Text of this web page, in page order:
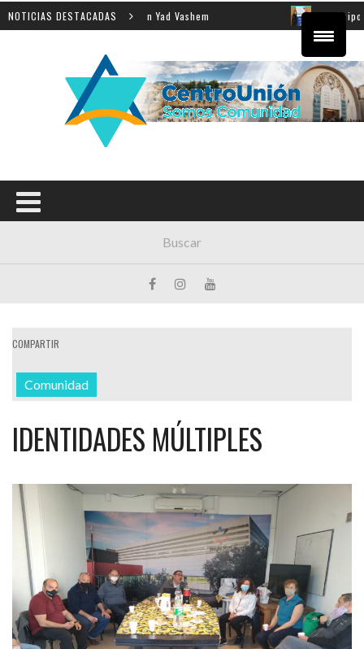
NOTICIAS DESTACADAS
de la Shoá en Yad Vashem El equipo
COMPARTIR
Comunidad
IDENTIDADES MÚLTIPLES